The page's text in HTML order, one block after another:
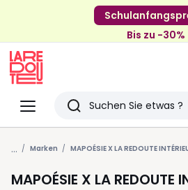
Bis zu -30%
Menü
Redoute
Suchen
Zuletzt
angesehenen
Artikel
... Marken MAPOÉSIE X LA REDOUTE
MAPOÉSIE X LA REDOUTE